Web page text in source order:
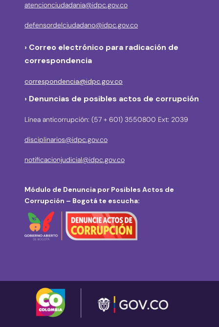
atencionciudadania@idpc.gov.co
defensordelciudadano@idpc.gov.co
› Correo electrónico para radicación de
correspondencia
correspondencia@idpc.gov.co
› Denuncias de posibles actos de corrupción
Línea anticorrupción: (57 + 601) 3550800 Ext: 2039
disciplinarios@idpc.gov.co
notificacionjudicial@idpc.gov.co
Módulo de Denuncia por Posibles Actos de
Corrupción – Bogotá te escucha: